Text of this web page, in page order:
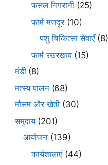
फसल निगरानी (25)
फार्म मजदूर(10)
पशु चिकित्सा सेवाएँ(8)
फार्म रखरखाव(15)
मंडी (8)
मत्स्य पालन (68)
मौसम और खेती (30)
समुदाय(201)
आयोजन (139)
कार्यशालाएं(44)